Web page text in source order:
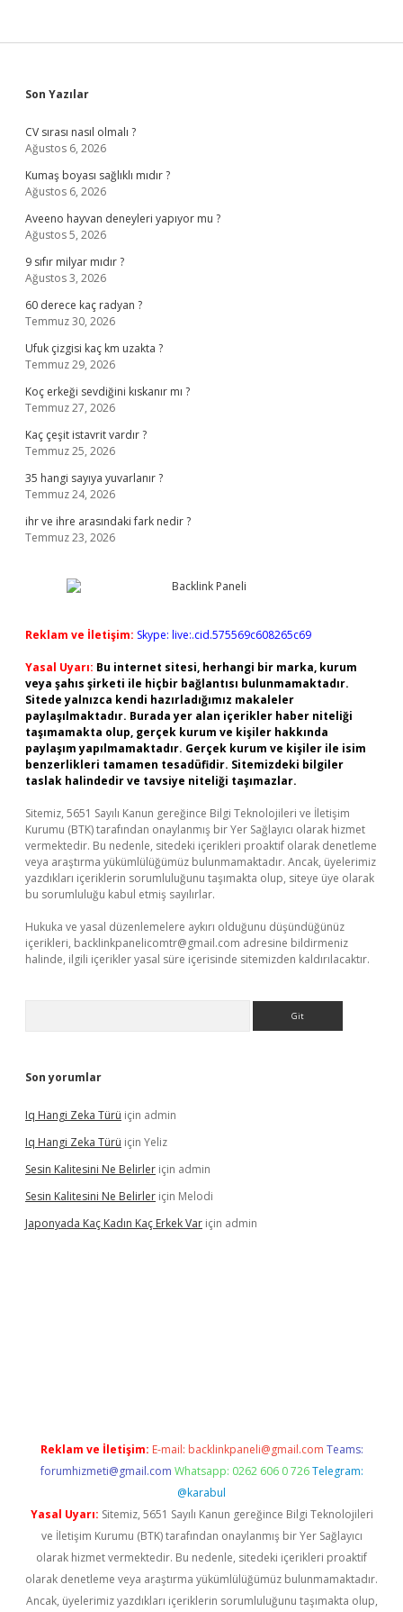
Sidebar
Son Yazılar
CV sırası nasıl olmalı ?
Ağustos 6, 2026
Kumaş boyası sağlıklı mıdır ?
Ağustos 6, 2026
Aveeno hayvan deneyleri yapıyor mu ?
Ağustos 5, 2026
9 sıfır milyar mıdır ?
Ağustos 3, 2026
60 derece kaç radyan ?
Temmuz 30, 2026
Ufuk çizgisi kaç km uzakta ?
Temmuz 29, 2026
Koç erkeği sevdiğini kıskanır mı ?
Temmuz 27, 2026
Kaç çeşit istavrit vardır ?
Temmuz 25, 2026
35 hangi sayıya yuvarlanır ?
Temmuz 24, 2026
ihr ve ihre arasındaki fark nedir ?
Temmuz 23, 2026
Reklam ve İletişim: Skype: live:.cid.575569c608265c69
Yasal Uyarı: Bu internet sitesi, herhangi bir marka, kurum
veya şahıs şirketi ile hiçbir bağlantısı bulunmamaktadır.
Sitede yalnızca kendi hazırladığımız makaleler
paylaşılmaktadır. Burada yer alan içerikler haber niteliği
taşımamakta olup, gerçek kurum ve kişiler hakkında
paylaşım yapılmamaktadır. Gerçek kurum ve kişiler ile isim
benzerlikleri tamamen tesadüfidir. Sitemizdeki bilgiler
taslak halindedir ve tavsiye niteliği taşımazlar.
Sitemiz, 5651 Sayılı Kanun gereğince Bilgi Teknolojileri ve İletişim
Kurumu (BTK) tarafından onaylanmış bir Yer Sağlayıcı olarak hizmet
vermektedir. Bu nedenle, sitedeki içerikleri proaktif olarak denetleme
veya araştırma yükümlülüğümüz bulunmamaktadır. Ancak, üyelerimiz
yazdıkları içeriklerin sorumluluğunu taşımakta olup, siteye üye olarak
bu sorumluluğu kabul etmiş sayılırlar.
Hukuka ve yasal düzenlemelere aykırı olduğunu düşündüğünüz
içerikleri, backlinkpanelicomtr@gmail.com adresine bildirmeniz
halinde, ilgili içerikler yasal süre içerisinde sitemizden kaldırılacaktır.
Son yorumlar
Iq Hangi Zeka Türü için admin
Iq Hangi Zeka Türü için Yeliz
Sesin Kalitesini Ne Belirler için admin
Sesin Kalitesini Ne Belirler için Melodi
Japonyada Kaç Kadın Kaç Erkek Var için admin
Reklam ve İletişim: E-mail: backlinkpaneli@gmail.com Teams:
forumhizmeti@gmail.com Whatsapp: 0262 606 0 726 Telegram:
@karabul
Yasal Uyarı: Sitemiz, 5651 Sayılı Kanun gereğince Bilgi Teknolojileri
ve İletişim Kurumu (BTK) tarafından onaylanmış bir Yer Sağlayıcı
olarak hizmet vermektedir. Bu nedenle, sitedeki içerikleri proaktif
olarak denetleme veya araştırma yükümlülüğümüz bulunmamaktadır.
Ancak, üyelerimiz yazdıkları içeriklerin sorumluluğunu taşımakta olup,